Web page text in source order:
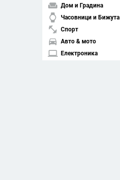
weekend Дом и Градина
watch Часовници и Бижута
fitness_center Спорт
directions_car Авто & мото
laptop Електроника